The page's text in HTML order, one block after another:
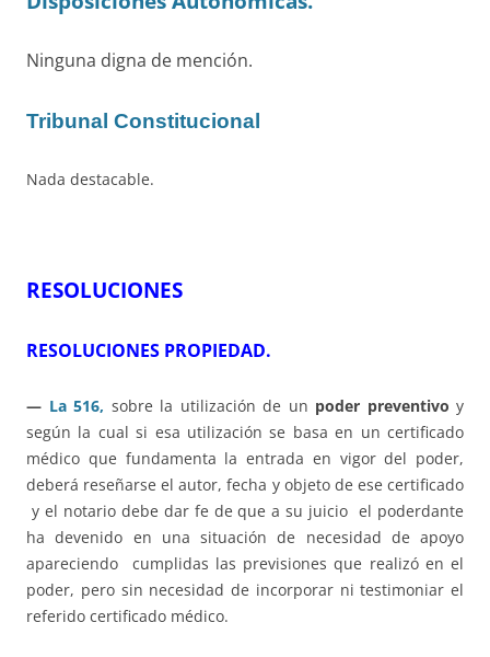
Ninguna digna de mención.
Tribunal Constitucional
Nada destacable.
RESOLUCIONES
RESOLUCIONES PROPIEDAD.
— La 516, sobre la utilización de un poder preventivo y
según la cual si esa utilización se basa en un certificado
médico que fundamenta la entrada en vigor del poder,
deberá reseñarse el autor, fecha y objeto de ese certificado
y el notario debe dar fe de que a su juicio el poderdante
ha devenido en una situación de necesidad de apoyo
apareciendo cumplidas las previsiones que realizó en el
poder, pero sin necesidad de incorporar ni testimoniar el
referido certificado médico.